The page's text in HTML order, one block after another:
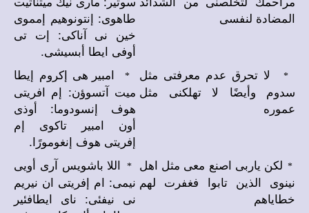
طاهوى: إنتونوهيم إمموى
خين نى آناكى: إت تى
أوفى ايطا أبسيشى.
المضادة لنفسى
*
امبير هى إكروم إيطا
ميت آتسوؤن: إم افريتى
هوف إنسودوما: أوذى
أون امبير تاكوى إم
إفريتى هوف إنغومورًا.
*
لا تحرق عدم معرفتى مثل
سدوم وأيضًا لا تهلكنى مثل
عموره
*
اللا باشويس آرى أويى
نيمى: ام إفريتى ان نيريم
نى نيفئى: ناى ايطافئير
* لكن ياربى اصنع معى مثل اهل
نينوى الذين تابوا فغفرت لهم
خطاياهم